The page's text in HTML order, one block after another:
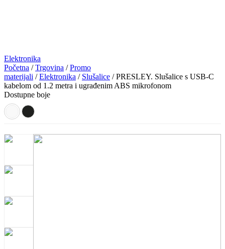
Elektronika
Početna /Trgovina /Promo
materijali /Elektronika / Slušalice / PRESLEY. Slušalice s USB-C
kabelom od 1.2 metra i ugrađenim ABS mikrofonom
Dostupne boje